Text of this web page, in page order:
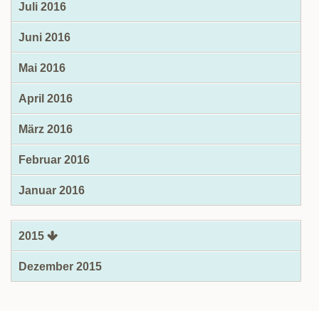
Juli 2016
Juni 2016
Mai 2016
April 2016
März 2016
Februar 2016
Januar 2016
2015
Dezember 2015